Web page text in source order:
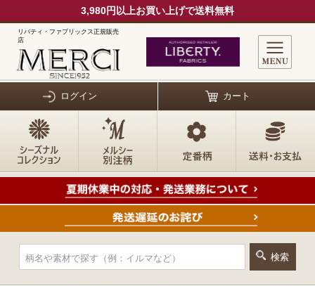
3,980円以上お買い上げで送料無料
リバティ・ファブリックス正規販売
店
ログイン カート